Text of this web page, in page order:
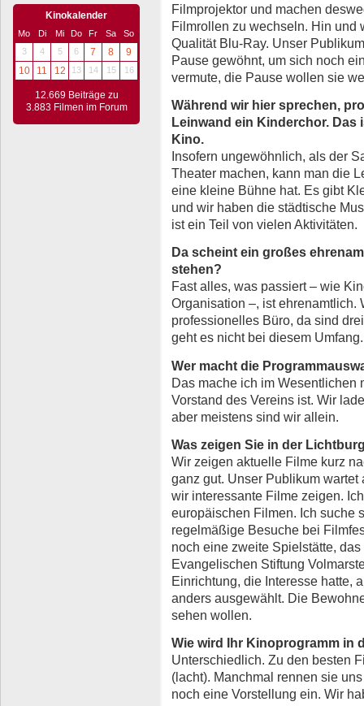
Kinokalender
Mo Di Mi Do Fr Sa
So
3
4 5 6 7 8
9
10
11 12 13 14 15 16
12.669 Beiträge zu
3.883 Filmen im Forum
Filmprojektor und machen
Filmrollen zu wechseln. Hin und
Qualität Blu-Ray. Unser
Pause gewöhnt, um sich noch
vermute, die Pause wollen sie
Während wir hier sprechen,
Leinwand ein Kinderchor.
Kino.
Insofern ungewöhnlich, als der
Theater machen, kann man die
eine kleine Bühne hat. Es gibt
und wir haben die städtische
ist ein Teil von vielen Aktivitäten.
Da scheint ein großes
stehen?
Fast alles, was passiert – wie
Organisation –, ist ehrenamtlich.
professionelles Büro, da sind
geht es nicht bei diesem Umfang.
Wer macht die
Das mache ich im Wesentlichen
Vorstand des Vereins ist. Wir
aber meistens sind wir allein.
Was zeigen Sie in der
Wir zeigen aktuelle Filme kurz
ganz gut. Unser Publikum
wir interessante Filme zeigen.
europäischen Filmen. Ich suche
regelmäßige Besuche bei
noch eine zweite Spielstätte, das
Evangelischen Stiftung
Einrichtung, die Interesse hatte,
anders ausgewählt. Die
sehen wollen.
Wie wird Ihr Kinoprogramm in
Unterschiedlich. Zu den besten
(lacht). Manchmal rennen sie
noch eine Vorstellung ein. Wir